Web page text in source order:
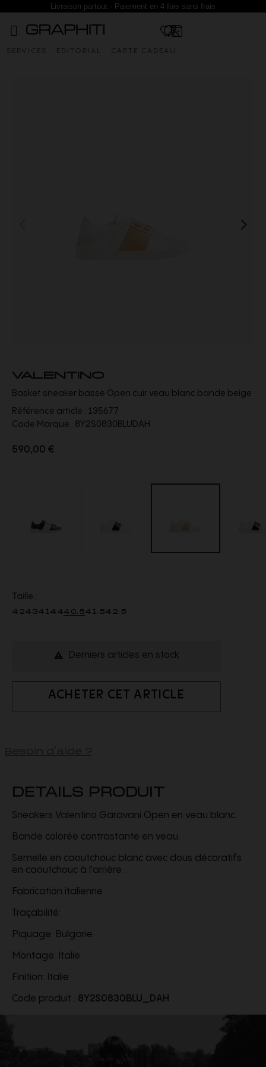
Livraison partout - Paiement en 4 fois sans frais
SERVICES EDITORIAL CARTE CADEAU
VALENTINO
Basket sneaker basse Open cuir veau blanc bande beige
Référence article : 135677
Code Marque : 8Y2S0830BLUDAH
590,00 €
Taille :
424341 4440.541.542.5
 Derniers articles en stock
ACHETER CET ARTICLE
DETAILS PRODUIT
Sneakers Valentino Garavani Open en veau blanc.
Bande colorée contrastante en veau.
Semelle en caoutchouc blanc avec clous décoratifs
en caoutchouc à l'arrière.
Fabrication italienne.
Traçabilité:
Piquage: Bulgarie
Montage: Italie
Finition: Italie
Code produit : 8Y2S0830BLU_DAH